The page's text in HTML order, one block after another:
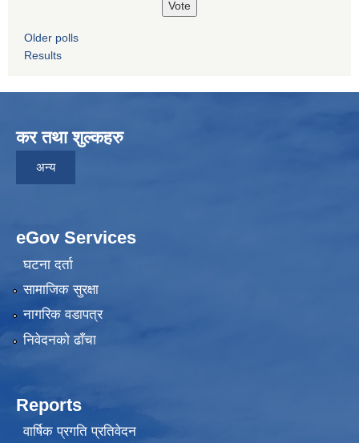
Older polls
Results
कर तथा शुल्कहरु
अन्य
eGov Services
घटना दर्ता
सामाजिक सुरक्षा
नागरिक वडापत्र
निवेदनकाे ढाँचा
Reports
वार्षिक प्रगति प्रतिवेदन